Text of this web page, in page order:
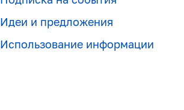
Идеи и предложения
Использование информации